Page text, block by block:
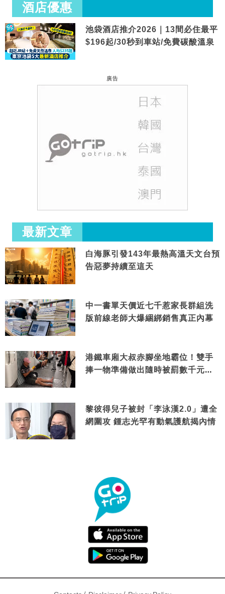
酒店優惠
池袋酒店推介2026｜13間必住最平
$196起/30秒到車站/免費碳酸溫泉
廣告
最新文章
白海豚引發143年最熱高溫天文台預
告惡夢持續至這天
中一書單天價近七千惹家長群組洗
版前線老師大爆綑綁銷售真正內幕
港鐵車廂大叔赤腳坐地霸位！雙手
捧一物準備做出隨時被罰數千元舉
黎彼得兒子被封「李泳漢2.0」遭全
網圍攻 鍾志光罕有動氣護航揭內情